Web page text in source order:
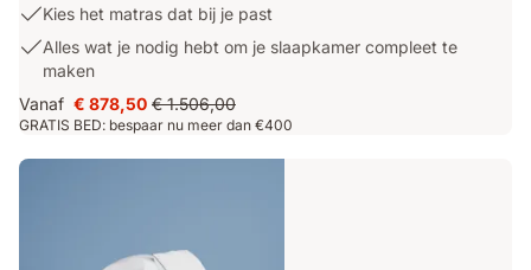
Ontwaak
met
droom
Combi-
inclusief
USP
Kies
matras
dat
bij
Kies het matras dat bij je past
USP
Alles
wat
nodig
Alles wat je nodig hebt om je slaapkamer compleet te
maken
Vanaf Prijs
€ 878,50
€ 878,50 Oorspronkelijke
prijs
€ 1.506,00
€ 1.506,00
GRATIS BED: bespaar nu meer dan €400